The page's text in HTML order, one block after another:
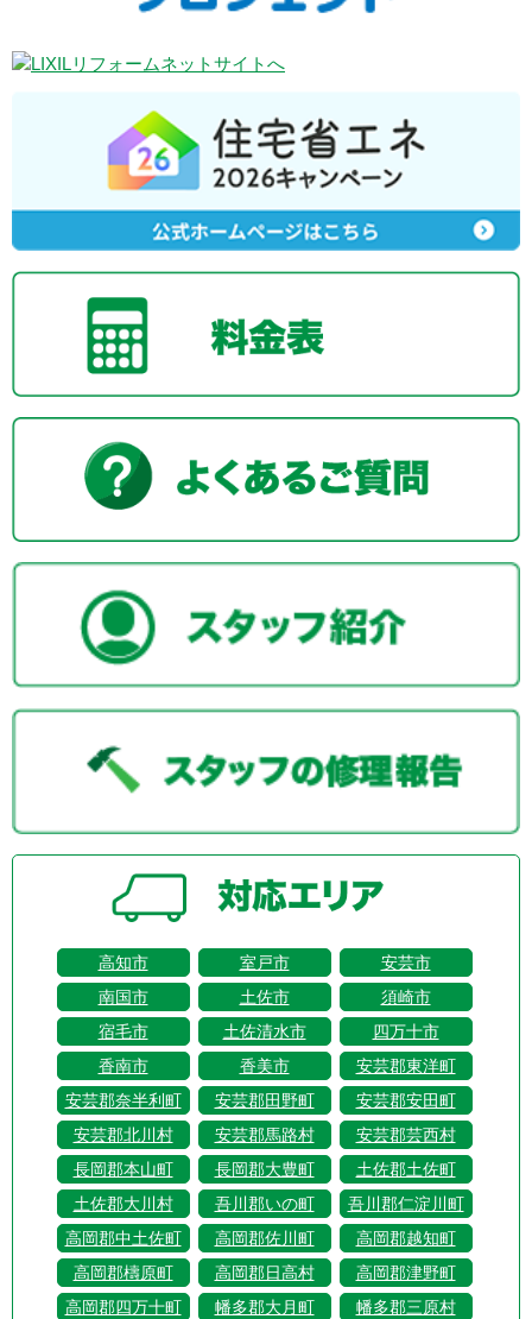
高知市 室戸市
安芸市
南国市
土佐市
須崎市
宿毛市
土佐清水市
四万十市
香南市
香美市
安芸郡東洋町
安芸郡奈半利町
安芸郡田野町
安芸郡安田町
安芸郡北川村
安芸郡馬路村
安芸郡芸西村
長岡郡本山町
長岡郡大豊町
土佐郡土佐町
土佐郡大川村
吾川郡いの町
吾川郡仁淀川町
高岡郡中土佐町
高岡郡佐川町
高岡郡越知町
高岡郡檮原町
高岡郡日高村
高岡郡津野町
高岡郡四万十町
幡多郡大月町
幡多郡三原村